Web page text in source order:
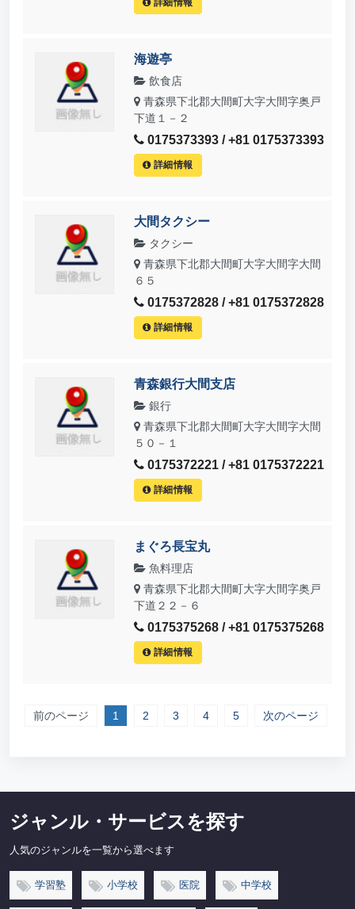
詳細情報
海遊亭
飲食店
青森県下北郡大間町大字大間字奥戸
下道１－２
0175373393 / +81 0175373393
詳細情報
大間タクシー
タクシー
青森県下北郡大間町大字大間字大間
６５
0175372828 / +81 0175372828
詳細情報
青森銀行大間支店
銀行
青森県下北郡大間町大字大間字大間
５０－１
0175372221 / +81 0175372221
詳細情報
まぐろ長宝丸
魚料理店
青森県下北郡大間町大字大間字奥戸
下道２２－６
0175375268 / +81 0175375268
詳細情報
前のページ 1 2 3 4 5 次のページ
ジャンル・サービスを探す
人気のジャンルを一覧から選べます
学習塾 小学校 医院 中学校